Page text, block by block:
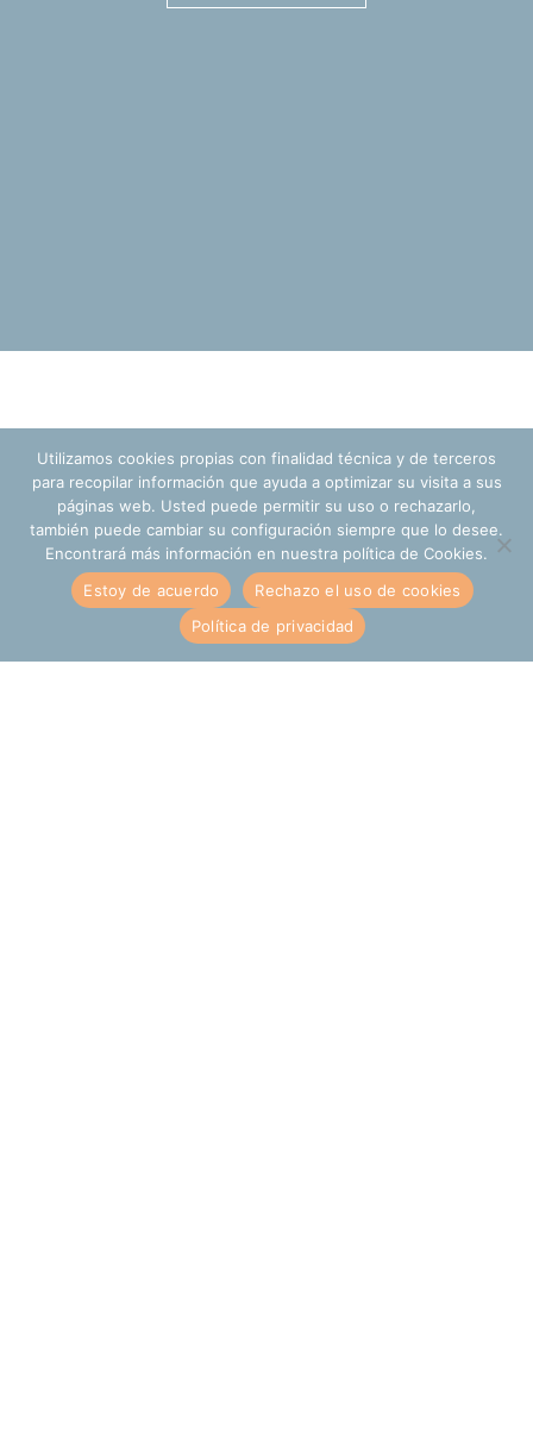
Utilizamos cookies propias con finalidad técnica y de terceros
para recopilar información que ayuda a optimizar su visita a sus
páginas web. Usted puede permitir su uso o rechazarlo,
también puede cambiar su configuración siempre que lo desee.
Encontrará más información en nuestra política de Cookies.
Estoy de acuerdo
Rechazo el uso de cookies
Política de privacidad